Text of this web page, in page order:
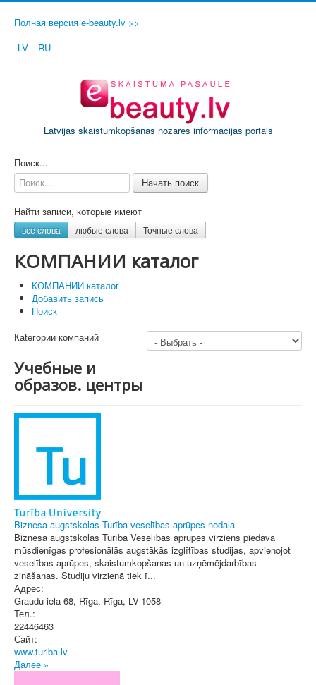
Полная версия e-beauty.lv >>
LV
RU
Latvijas skaistumkopšanas nozares informācijas portāls
Поиск...
Начать поиск
Найти записи, которые имеют
все слова любые слова Точные слова
КОМПАНИИ каталог
КОМПАНИИ каталог
Добавить запись
Поиск
Кatегории компаний
Учебные и
образов. центры
Biznesa augstskolas Turība veselības aprūpes nodaļa
Biznesa augstskolas Turība Veselības aprūpes virziens piedāvā
mūsdienīgas profesionālās augstākās izglītības studijas, apvienojot
veselības aprūpes, skaistumkopšanas un uzņēmējdarbības
zināšanas. Studiju virzienā tiek ī...
Адрес:
Graudu iela 68, Rīga, Rīga, LV-1058
Тел.:
22446463
Сайт:
www.turiba.lv
Далее »